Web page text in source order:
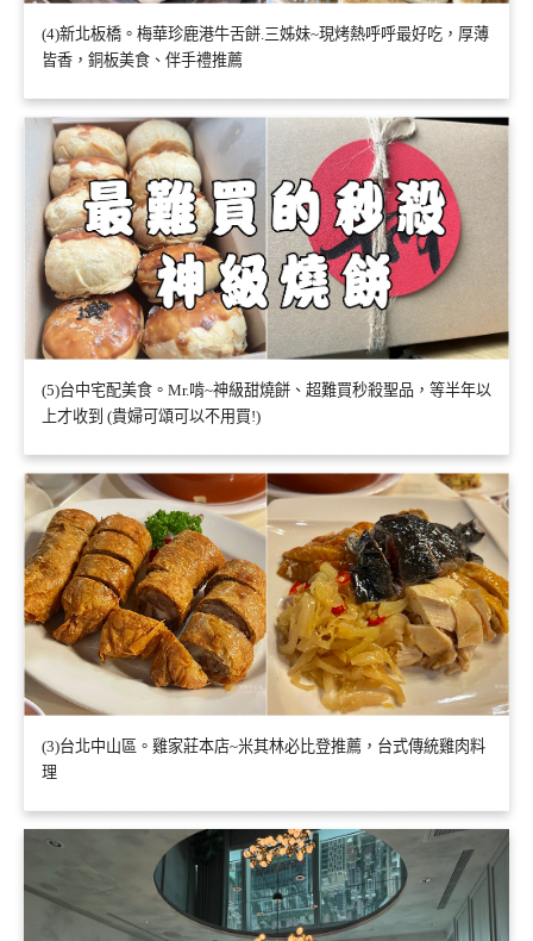
(4)新北板橋。梅華珍鹿港牛舌餅.三姊妹~現烤熱呼呼最好吃，厚薄
皆香，銅板美食、伴手禮推薦
(5)台中宅配美食。Mr.啃~神級甜燒餅、超難買秒殺聖品，等半年以
上才收到 (貴婦可頌可以不用買!)
(3)台北中山區。雞家莊本店~米其林必比登推薦，台式傳統雞肉料
理